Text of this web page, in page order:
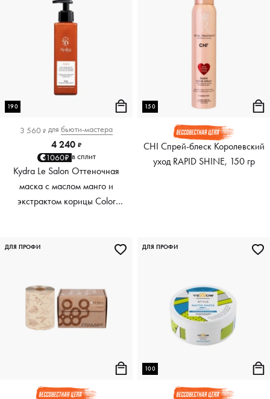
190
3 560 ₽ для бьюти-мастера
4 240 ₽
1060₽ в сплит
Kydra Le Salon Оттеночная
маска с маслом манго и
экстрактом корицы Color
150
CHI Спрей-блеск Королевский
уход RAPID SHINE, 150 гр
ДЛЯ ПРОФИ
100
ДЛЯ ПРОФИ